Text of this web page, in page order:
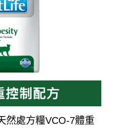
然處方糧VCO-7體重